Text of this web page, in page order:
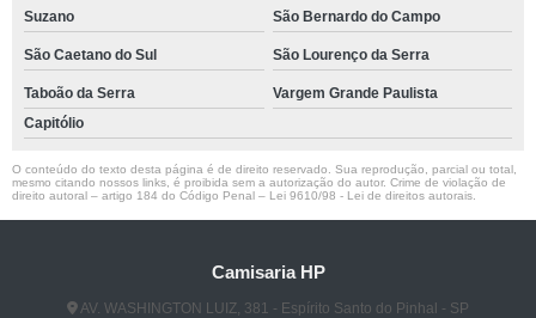
Suzano São Bernardo do Campo
São Caetano do Sul São Lourenço da Serra
Taboão da Serra
Vargem Grande Paulista
Capitólio
O conteúdo do texto desta página é de direito reservado. Sua reprodução, parcial ou total,
mesmo citando nossos links, é proibida sem a autorização do autor. Crime de violação de
direito autoral – artigo 184 do Código Penal – Lei 9610/98 - Lei de direitos autorais
Camisaria HP
AV. WASHINGTON LUIZ, 381 - Espírito Santo do Pinhal - SP